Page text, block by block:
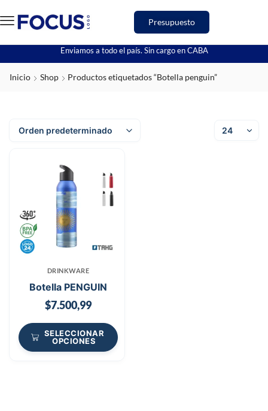
Presupuesto
Enviamos a todo el país. Sin cargo en CABA
Inicio Shop Productos etiquetados “Botella penguin”
DRINKWARE
Botella PENGUIN
$7.500,99
SELECCIONAR
OPCIONES